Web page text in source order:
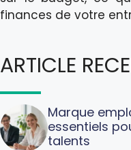
finances de votre
ARTICLE
Marque
essentiels
talents